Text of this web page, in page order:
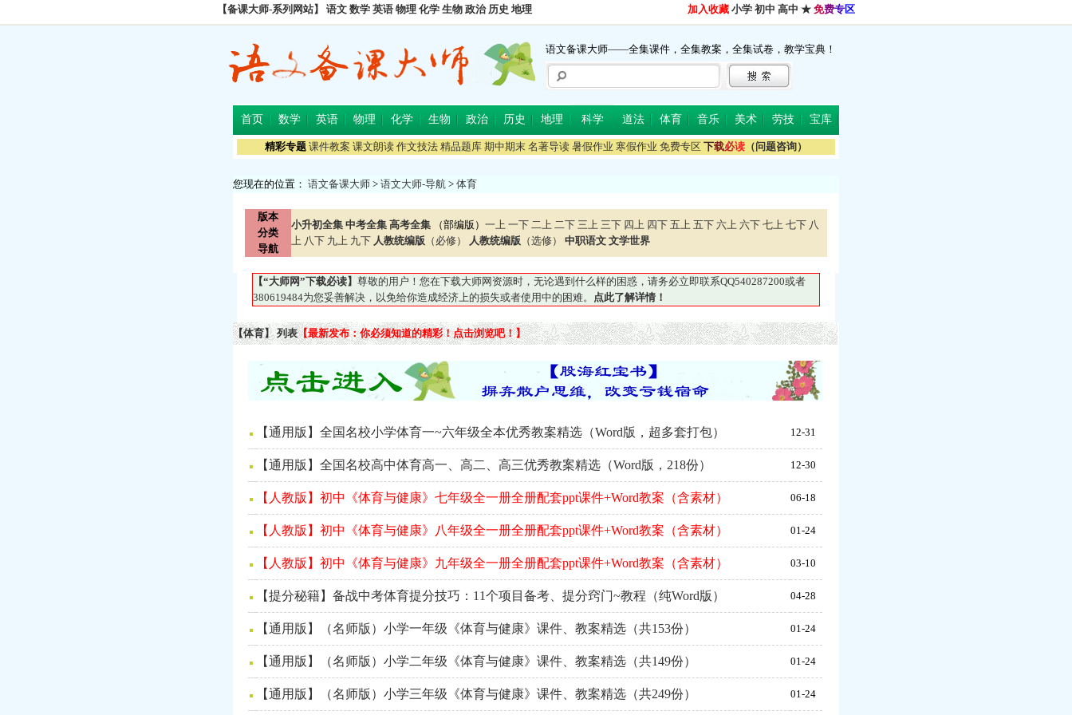
【备课大师-系列网站】 语文 数学 英语 物理 化学 生物 政治 历史 地理 加入收藏 小学 初中 高中 ★ 免费专区
语文备课大师——全集课件，全集教案，全集试卷，教学宝典！
首页 数学 英语 物理 化学 生物 政治 历史 地理 科学 道法 体育 音乐 美术 劳技 宝库
精彩专题 课件教案 课文朗读 作文技法 精品题库 期中期末 名著导读 暑假作业 寒假作业 免费专区 下载必读 （问题咨询）
您现在的位置： 语文备课大师 > 语文大师-导航 > 体育
版本
分类
导航
小升初全集 中考全集 高考全集 （部编版） 一上 一下 二上 二下 三上 三下 四上 四下 五上 五下 六上 六下 七上 七下 八
上 八下 九上 九下 人教统编版 （必修） 人教统编版 （选修） 中职语文 文学世界
【“大师网”下载必读】 尊敬的用户！您在下载大师网资源时，无论遇到什么样的困惑，请务必立即联系QQ540287200或者
380619484为您妥善解决，以免给你造成经济上的损失或者使用中的困难。 点此了解详情！
【体育】 列表【最新发布：你必须知道的精彩！点击浏览吧！】
【通用版】全国名校小学体育一~六年级全本优秀教案精选（Word版，超多套打包） 12-31
【通用版】全国名校高中体育高一、高二、高三优秀教案精选（Word版，218份） 12-30
【人教版】初中《体育与健康》七年级全一册全册配套ppt课件+Word教案（含素材） 06-18
【人教版】初中《体育与健康》八年级全一册全册配套ppt课件+Word教案（含素材） 01-24
【人教版】初中《体育与健康》九年级全一册全册配套ppt课件+Word教案（含素材） 03-10
【提分秘籍】备战中考体育提分技巧：11个项目备考、提分窍门~教程（纯Word版） 04-28
【通用版】（名师版）小学一年级《体育与健康》课件、教案精选（共153份） 01-24
【通用版】（名师版）小学二年级《体育与健康》课件、教案精选（共149份） 01-24
【通用版】（名师版）小学三年级《体育与健康》课件、教案精选（共249份） 01-24